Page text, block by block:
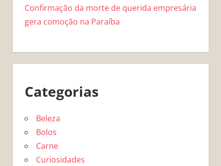
Confirmação da morte de querida empresária
gera comoção na Paraíba
Categorias
Beleza
Bolos
Carne
Curiosidades